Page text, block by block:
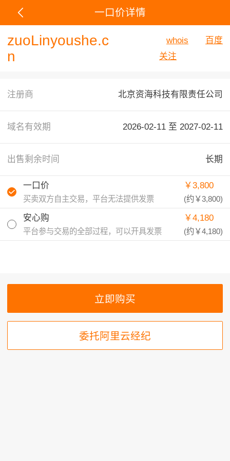
一口价详情
zuoLinyoushe.c
n
whois
百度
关注
注册商 北京资海科技有限责任公司
域名有效期 2026-02-11 至 2027-02-11
出售剩余时间 长期
一口价
买卖双方自主交易，平台无法提供发票
￥3,800
(约￥3,800)
安心购
平台参与交易的全部过程，可以开具发票
￥4,180
(约￥4,180)
委托阿里云经纪